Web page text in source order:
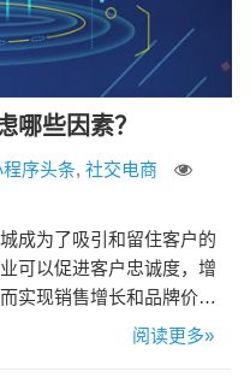
哪些因素？
程序头条, 社交电商
成为了吸引和留住客户的
可以促进客户忠诚度，增
实现销售增长和品牌价值
分商城，企业需要精心考
阅读更多»